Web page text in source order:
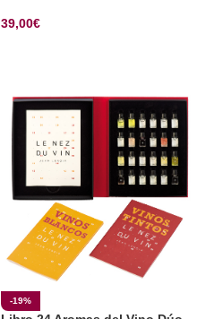
39,00€
-19%